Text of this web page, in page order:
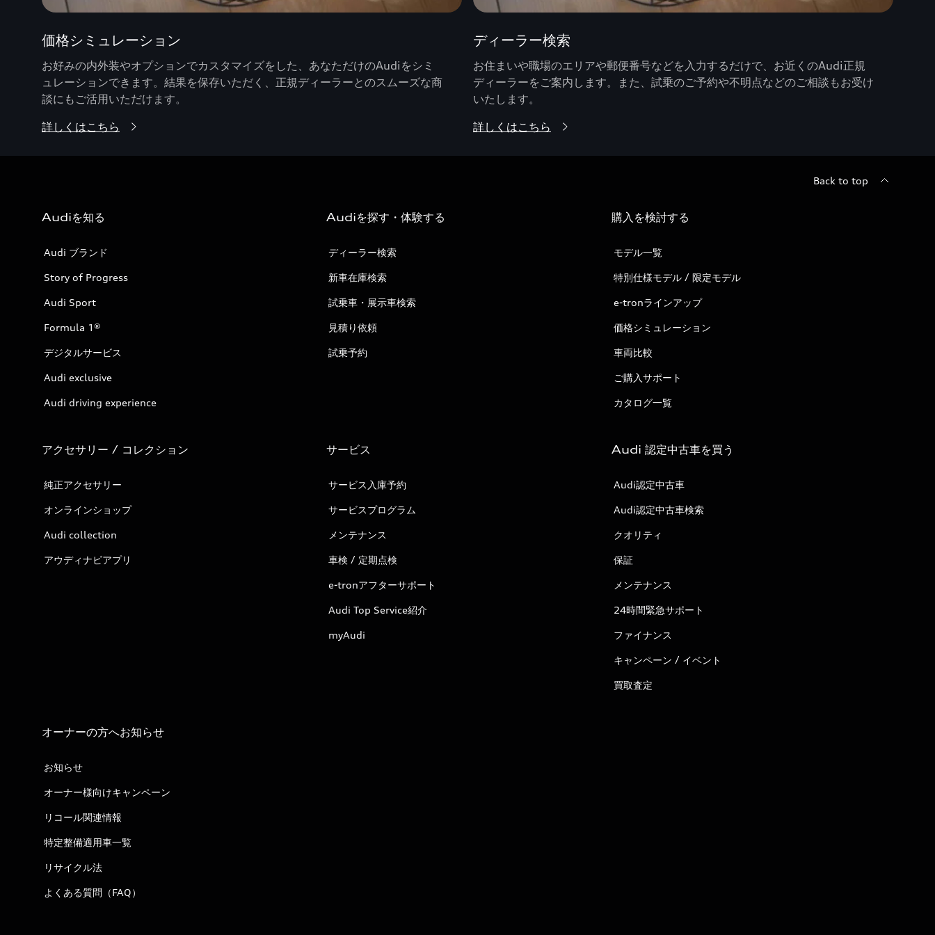
価格シミュレーション
お好みの内外装やオプションでカスタマイズをした、あなただけのAudiをシミ
ュレーションできます。結果を保存いただく、正規ディーラーとのスムーズな商
談にもご活用いただけます。
詳しくはこちら
ディーラー検索
お住まいや職場のエリアや郵便番号などを入力するだけで、お近くのAudi正規
ディーラーをご案内します。また、試乗のご予約や不明点などのご相談もお受け
いたします。
詳しくはこちら
Back to top
Audiを知る
Audi ブランド
Story of Progress
Audi Sport
Formula 1®
デジタルサービス
Audi exclusive
Audi driving experience
Audiを探す・体験する
ディーラー検索
新車在庫検索
試乗車・展示車検索
見積り依頼
試乗予約
購入を検討する
モデル一覧
特別仕様モデル / 限定モデル
e-tronラインアップ
価格シミュレーション
車両比較
ご購入サポート
カタログ一覧
アクセサリー / コレクション
純正アクセサリー
オンラインショップ
Audi collection
アウディナビアプリ
サービス
サービス入庫予約
サービスプログラム
メンテナンス
車検 / 定期点検
e-tronアフターサポート
Audi Top Service紹介
myAudi
Audi 認定中古車を買う
Audi認定中古車
Audi認定中古車検索
クオリティ
保証
メンテナンス
24時間緊急サポート
ファイナンス
キャンペーン / イベント
買取査定
オーナーの方へお知らせ
お知らせ
オーナー様向けキャンペーン
リコール関連情報
特定整備適用車一覧
リサイクル法
よくある質問（FAQ）